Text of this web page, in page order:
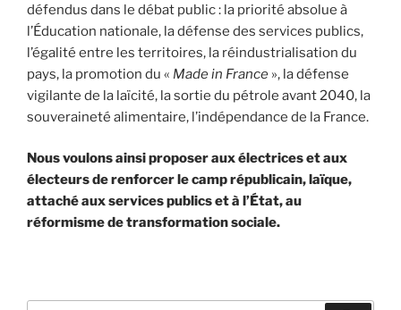
défendus dans le débat public : la priorité absolue à
l’Éducation nationale, la défense des services publics,
l’égalité entre les territoires, la réindustrialisation du
pays, la promotion du « Made in France », la défense
vigilante de la laïcité, la sortie du pétrole avant 2040, la
souveraineté alimentaire, l’indépendance de la France.
Nous voulons ainsi proposer aux électrices et aux
électeurs de renforcer le camp républicain, laïque,
attaché aux services publics et à l’État, au
réformisme de transformation sociale.